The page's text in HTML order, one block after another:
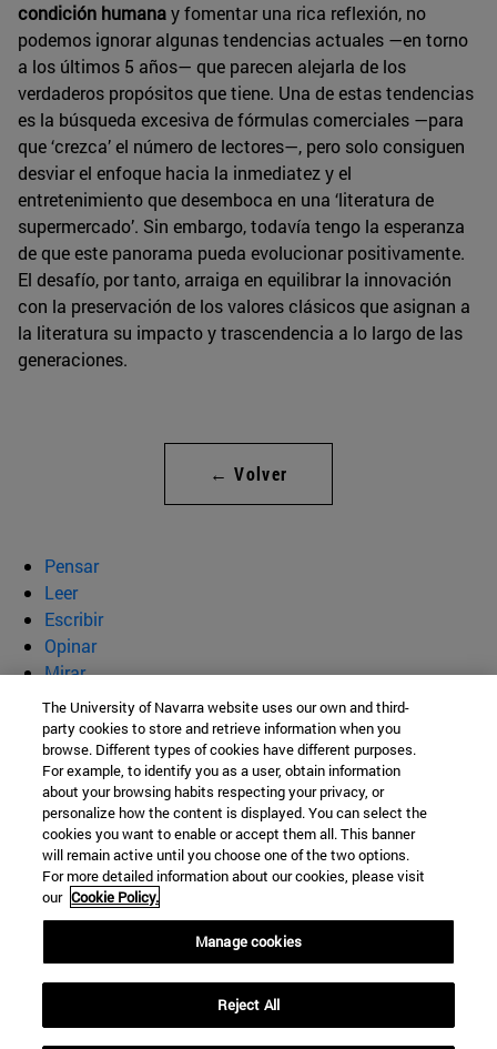
condición humanay fomentar una rica reflexión, no
podemos ignorar algunas tendencias actuales —en torno
a los últimos 5 años— que parecen alejarla de los
verdaderos propósitos que tiene. Una de estas tendencias
es la búsqueda excesiva de fórmulas comerciales —para
que ‘crezca’ el número de lectores—, pero solo consiguen
desviar el enfoque hacia la inmediatez y el
entretenimiento que desemboca en una ‘literatura de
supermercado’. Sin embargo, todavía tengo la esperanza
de que este panorama pueda evolucionar positivamente.
El desafío, por tanto, arraiga en equilibrar la innovación
con la preservación de los valores clásicos que asignan a
la literatura su impacto y trascendencia a lo largo de las
generaciones.
← Volver
Pensar
Leer
Escribir
Opinar
Mirar
Quiénes somos
BeBrave
Campus Universitario s/n
Pamplona31009Navarra
Tel. +34 948 42 56 00
The University of Navarra website uses our own and third-
party cookies to store and retrieve information when you
browse. Different types of cookies have different purposes.
For example, to identify you as a user, obtain information
about your browsing habits respecting your privacy, or
personalize how the content is displayed. You can select the
cookies you want to enable or accept them all. This banner
will remain active until you choose one of the two options.
For more detailed information about our cookies, please visit
our Cookie Policy.
Manage cookies
Reject All